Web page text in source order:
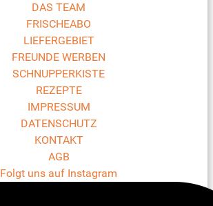
DAS TEAM
FRISCHEABO
LIEFERGEBIET
FREUNDE WERBEN
SCHNUPPERKISTE
REZEPTE
IMPRESSUM
DATENSCHUTZ
KONTAKT
AGB
Folgt uns auf Instagram